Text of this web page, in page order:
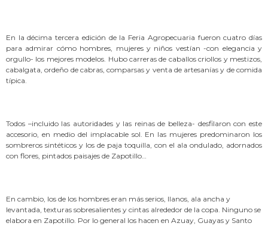
En la décima tercera edición de la Feria Agropecuaria fueron cuatro días
para admirar cómo hombres, mujeres y niños vestían -con elegancia y
orgullo- los mejores modelos. Hubo carreras de caballos criollos y mestizos,
cabalgata, ordeño de cabras, comparsas y venta de artesanías y de comida
típica.
Todos –incluido las autoridades y las reinas de belleza- desfilaron con este
accesorio, en medio del implacable sol. En las mujeres predominaron los
sombreros sintéticos y los de paja toquilla, con el ala ondulado, adornados
con flores, pintados paisajes de Zapotillo…
En cambio, los de los hombres eran más serios, llanos, ala ancha y
levantada, texturas sobresalientes y cintas alrededor de la copa. Ninguno se
elabora en Zapotillo. Por lo general los hacen en Azuay, Guayas y Santo